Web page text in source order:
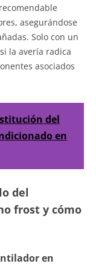
asegurándose
Solo con un
la avería radica
asociados
del
en
del
frost y cómo
en